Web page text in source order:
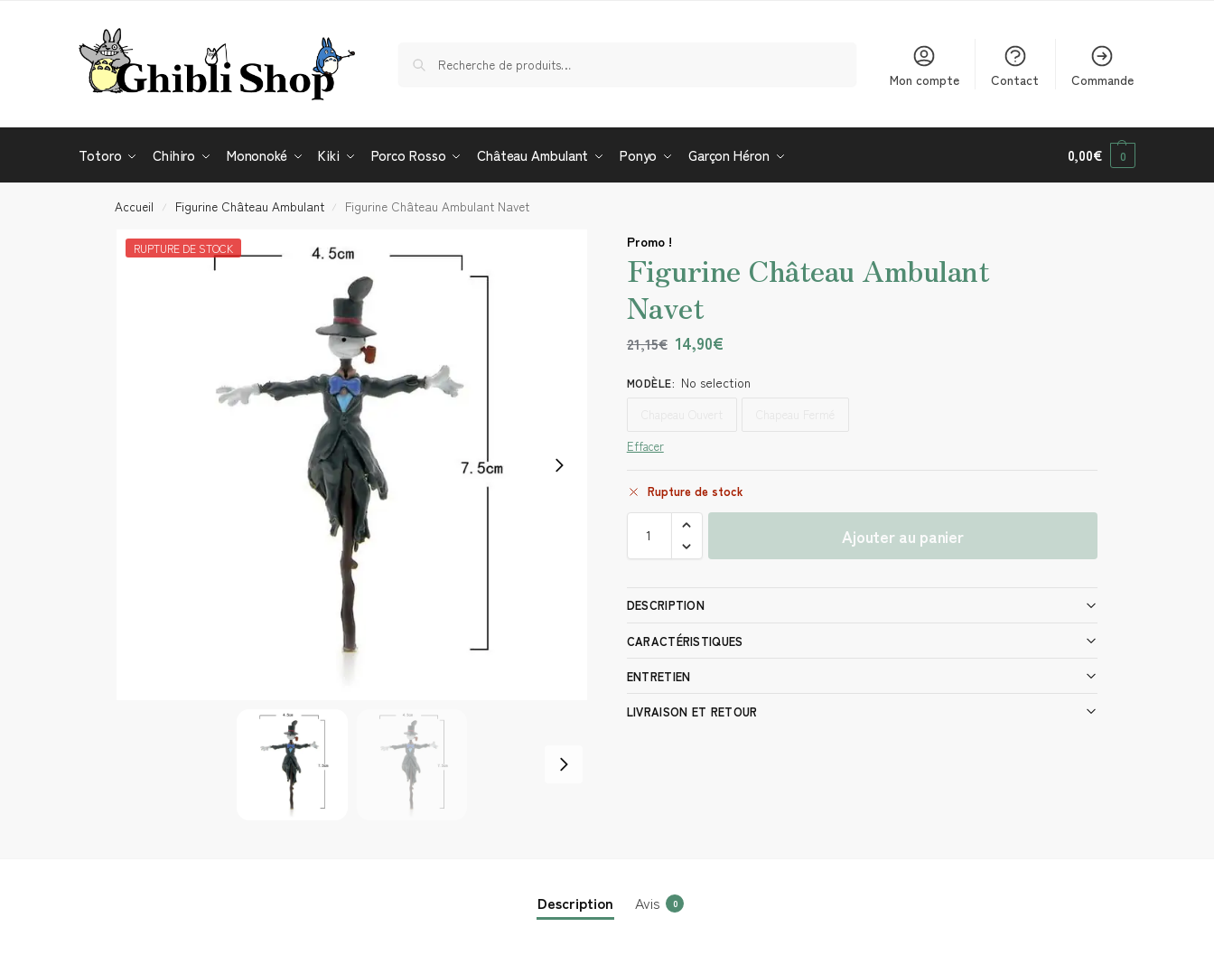
Mon compte Contact Commande
Totoro Chihiro Mononoké Kiki Porco Rosso Château Ambulant Ponyo Garçon Héron 0,00€ 0
Accueil / Figurine Château Ambulant / Figurine Château Ambulant Navet
RUPTURE DE STOCK Promo !
Figurine Château Ambulant
Navet
21,15€ 14,90€
MODÈLE: No selection
Effacer
Rupture de stock
Ajouter au panier
DESCRIPTION
CARACTÉRISTIQUES
ENTRETIEN
LIVRAISON ET RETOUR
Description Avis 0